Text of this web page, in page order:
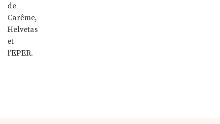
de
Carême,
Helvetas
et
l’EPER.